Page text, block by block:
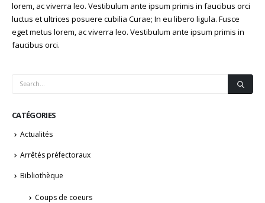
lorem, ac viverra leo. Vestibulum ante ipsum primis in faucibus orci
luctus et ultrices posuere cubilia Curae; In eu libero ligula. Fusce
eget metus lorem, ac viverra leo. Vestibulum ante ipsum primis in
faucibus orci.
CATÉGORIES
Actualités
Arrêtés préfectoraux
Bibliothèque
Coups de coeurs